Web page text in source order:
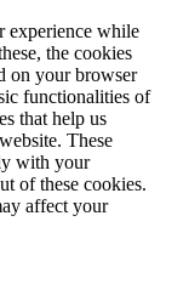
experience while
the cookies
on your browser
functionalities of
that help us
These
with your
of these cookies.
affect your